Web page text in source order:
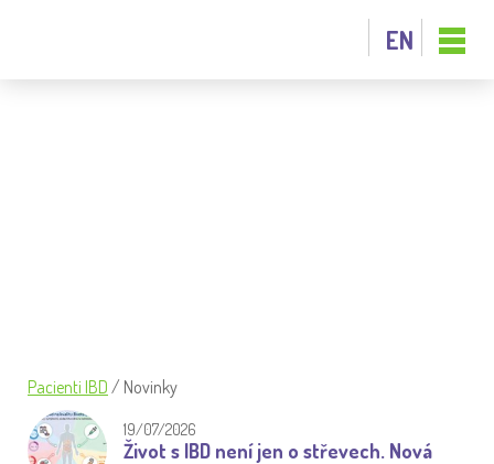
EN
Pacienti IBD / Novinky
19/07/2026
Život s IBD není jen o střevech. Nová